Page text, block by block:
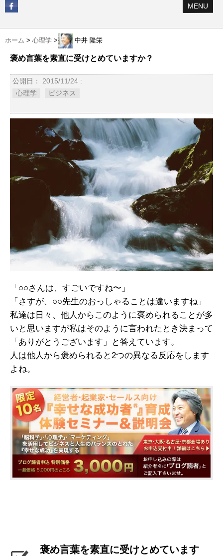
MENU
ホーム > 心理学 > 中井 隆栄
褒め言葉を素直に受けとめていますか？
公開日： 2015/11/24 :
心理学
ビジネス
「○○さんは、すごいですね〜」
「さすが、○○先生のおっしゃることは違いますね」
私達は日々、他人からこのように褒められることが多
いと思いますが私はそのように言われたとき決まって
「ありがとうございます」と答えています。
人は他人から褒められると2つの異なる反応をします
よね。
褒め言葉を素直に受けとめています